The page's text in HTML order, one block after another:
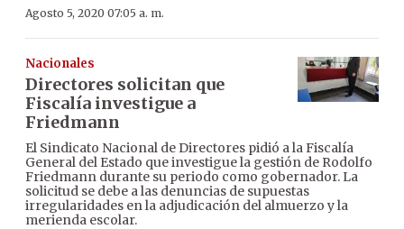
Agosto 5, 2020 07:05 a. m.
Nacionales
Directores solicitan que
Fiscalía investigue a
Friedmann
El Sindicato Nacional de Directores pidió a la Fiscalía
General del Estado que investigue la gestión de Rodolfo
Friedmann durante su periodo como gobernador. La
solicitud se debe a las denuncias de supuestas
irregularidades en la adjudicación del almuerzo y la
merienda escolar.